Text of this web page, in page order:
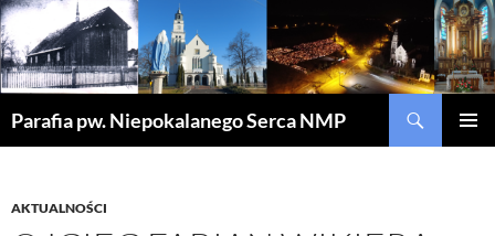
Parafia pw. Niepokalanego Serca NMP
AKTUALNOŚCI